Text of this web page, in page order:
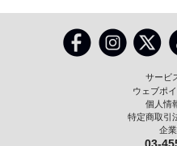
サービ
ウェブポ
個人情
特定商取引
企
03-